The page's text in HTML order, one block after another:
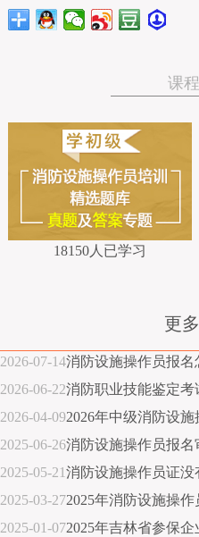
课
18150人已学习
更
2026-07-14消防设施操作员报名怎
2026-06-22消防职业技能鉴定考试网审核
2026-04-092026年中级消防设施操
2025-06-26消防设施操作员报名
2025-05-21消防设施操作员证没
2025-03-272025年消防设施操作员培训需要
2025-01-072025年吉林省参保企